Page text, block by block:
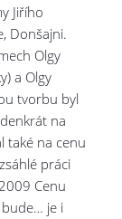
Jiřího
Donšajni.
Olgy
a Olgy
tvorbu byl
na
také na cenu
práci
Cenu
je i